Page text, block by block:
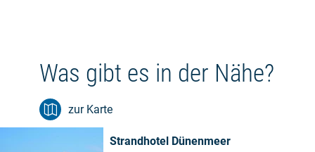
Was gibt es in der Nähe?
zur Karte
Strandhotel Dünenmeer